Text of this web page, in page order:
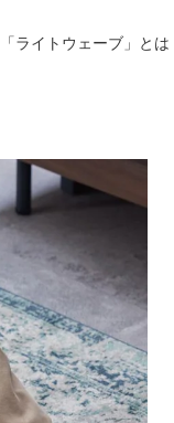
「ライトウェーブ」とは